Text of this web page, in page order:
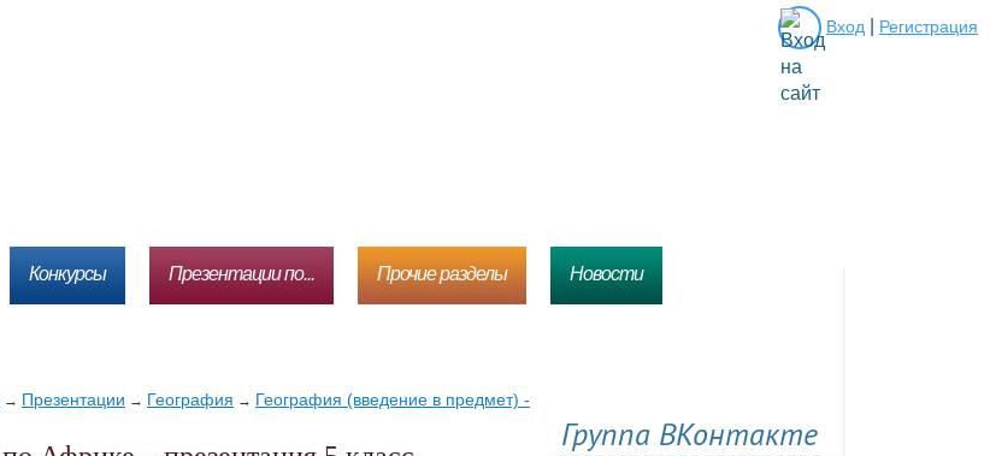
Конкурсы Презентации по... Прочие разделы Новости
Вход Регистрация
→ Презентации → География → География (введение в предмет) -
Группа ВКонтакте